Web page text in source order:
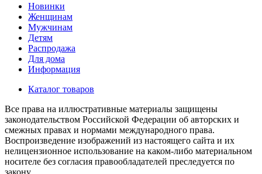
Новинки
Женщинам
Мужчинам
Детям
Распродажа
Для дома
Информация
Каталог товаров
Все права на иллюстративные материалы защищены
законодательством Российской Федерации об авторских и
смежных правах и нормами международного права.
Воспроизведение изображений из настоящего сайта и их
нелицензионное использование на каком-либо материальном
носителе без согласия правообладателей преследуется по
закону